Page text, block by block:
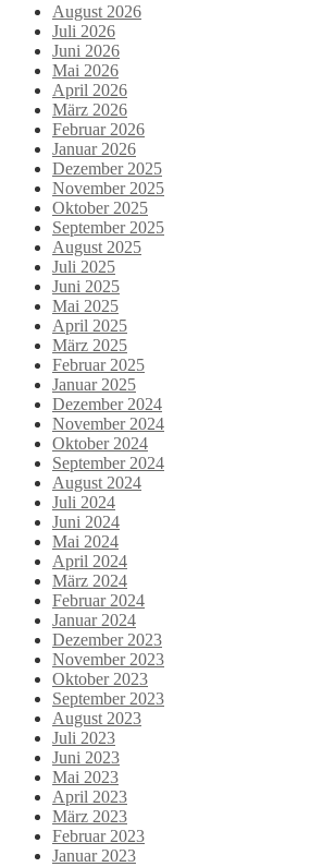
August 2026
Juli 2026
Juni 2026
Mai 2026
April 2026
März 2026
Februar 2026
Januar 2026
Dezember 2025
November 2025
Oktober 2025
September 2025
August 2025
Juli 2025
Juni 2025
Mai 2025
April 2025
März 2025
Februar 2025
Januar 2025
Dezember 2024
November 2024
Oktober 2024
September 2024
August 2024
Juli 2024
Juni 2024
Mai 2024
April 2024
März 2024
Februar 2024
Januar 2024
Dezember 2023
November 2023
Oktober 2023
September 2023
August 2023
Juli 2023
Juni 2023
Mai 2023
April 2023
März 2023
Februar 2023
Januar 2023